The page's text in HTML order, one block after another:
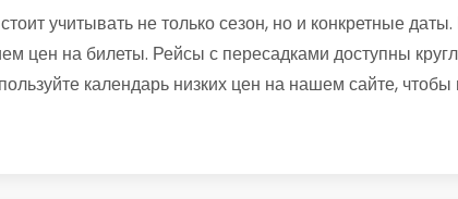
учитывать не только сезон, но и конкретные
цен на билеты. Рейсы с пересадками доступны
календарь низких цен на нашем сайте,